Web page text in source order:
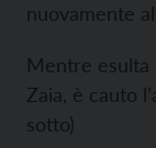
nuovamente
Mentre esulta
Zaia, è cauto
sotto)